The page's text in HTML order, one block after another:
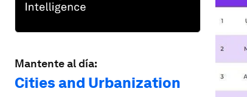
Mantente al día:
Cities and Urbanization